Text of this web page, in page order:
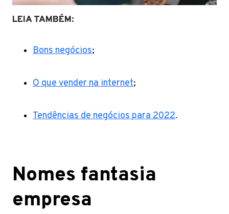
LEIA TAMBÉM:
Bons negócios;
O que vender na internet;
Tendências de negócios para 2022.
Nomes fantasia
empresa